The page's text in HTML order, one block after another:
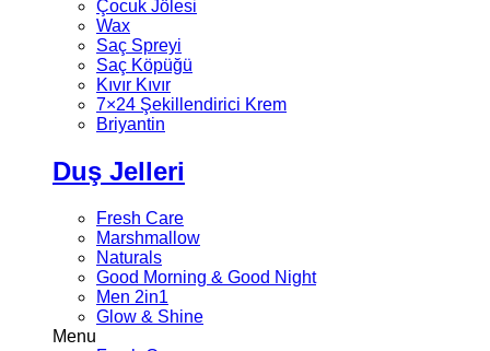
Çocuk Jölesi
Wax
Saç Spreyi
Saç Köpüğü
Kıvır Kıvır
7×24 Şekillendirici Krem
Briyantin
Duş Jelleri
Fresh Care
Marshmallow
Naturals
Good Morning & Good Night
Men 2in1
Glow & Shine
Menu